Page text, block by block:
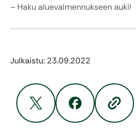
– Haku aluevalmennukseen auki!
Julkaistu: 23.09.2022